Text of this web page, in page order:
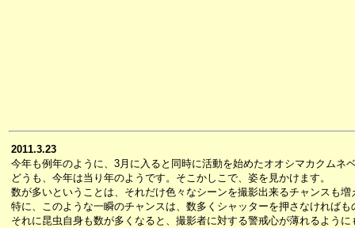
2011.3.23
今年も例年のように、3月に入ると同時に活動を始めたオオシマカクムネ
どうも、今年は当り年のようです。そこかしこで、姿を見かけます。
数が多いということは、それだけ色々なシーンを撮影出来るチャンスも増
特に、このような一瞬のチャンスは、数多くシャッターを押さなければも
それに昆虫自身も数が多くなると、撮影者に対する警戒心が薄れるように